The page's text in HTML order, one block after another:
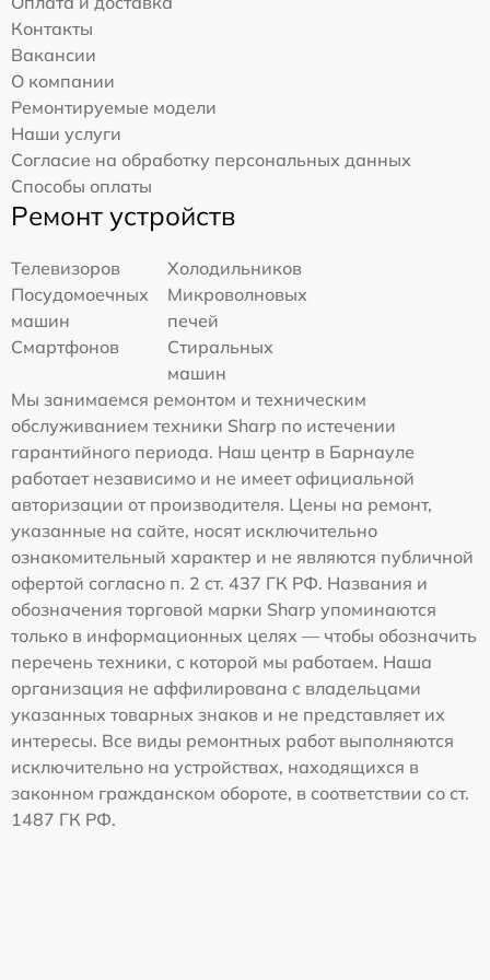
Контакты
Вакансии
О компании
Ремонтируемые модели
Наши услуги
Согласие на обработку персональных данных
Способы оплаты
Ремонт устройств
Телевизоров
Холодильников
Посудомоечных
машин
Микроволновых
печей
Смартфонов
Стиральных
машин
Мы занимаемся ремонтом и техническим
обслуживанием техники Sharp по истечении
гарантийного периода. Наш центр в Барнауле
работает независимо и не имеет официальной
авторизации от производителя. Цены на ремонт,
указанные на сайте, носят исключительно
ознакомительный характер и не являются публичной
офертой согласно п. 2 ст. 437 ГК РФ. Названия и
обозначения торговой марки Sharp упоминаются
только в информационных целях — чтобы обозначить
перечень техники, с которой мы работаем. Наша
организация не аффилирована с владельцами
указанных товарных знаков и не представляет их
интересы. Все виды ремонтных работ выполняются
исключительно на устройствах, находящихся в
законном гражданском обороте, в соответствии со ст.
1487 ГК РФ.